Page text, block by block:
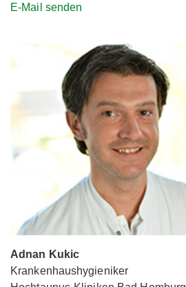
E-Mail senden
Adnan Kukic
Krankenhaushygieniker